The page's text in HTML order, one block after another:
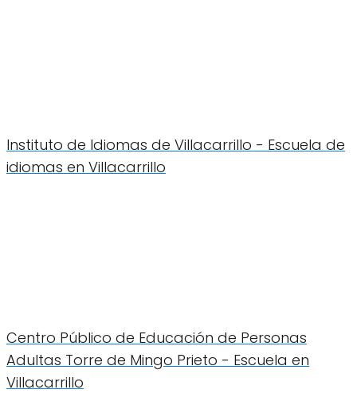
Instituto de Idiomas de Villacarrillo - Escuela de
idiomas en Villacarrillo
Centro Público de Educación de Personas
Adultas Torre de Mingo Prieto - Escuela en
Villacarrillo